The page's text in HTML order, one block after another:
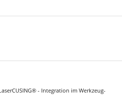
- Integration im Werkzeug-